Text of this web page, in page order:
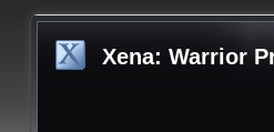
Xena: Warrior